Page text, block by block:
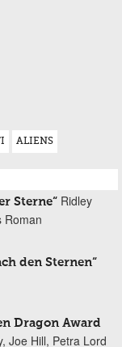
ALIENS
Sterne“ Ridley
Roman
den Sternen“
Dragon Award
Joe Hill, Petra Lord